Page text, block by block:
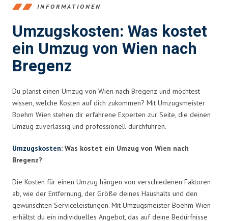
INFORMATIONEN
Umzugskosten: Was kostet
ein Umzug von Wien nach
Bregenz
Du planst einen Umzug von Wien nach Bregenz und möchtest
wissen, welche Kosten auf dich zukommen? Mit Umzugsmeister
Boehm Wien stehen dir erfahrene Experten zur Seite, die deinen
Umzug zuverlässig und professionell durchführen.
Umzugskosten: Was kostet ein Umzug von Wien nach
Bregenz?
Die Kosten für einen Umzug hängen von verschiedenen Faktoren
ab, wie der Entfernung, der Größe deines Haushalts und den
gewünschten Serviceleistungen. Mit Umzugsmeister Boehm Wien
erhältst du ein individuelles Angebot, das auf deine Bedürfnisse